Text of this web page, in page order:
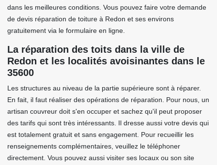
dans les meilleures conditions. Vous pouvez faire votre demande
de devis réparation de toiture à Redon et ses environs
gratuitement via le formulaire en ligne.
La réparation des toits dans la ville de
Redon et les localités avoisinantes dans le
35600
Les structures au niveau de la partie supérieure sont à réparer.
En fait, il faut réaliser des opérations de réparation. Pour nous, un
artisan couvreur doit s'en occuper et sachez qu'il peut proposer
des tarifs qui sont très intéressants. Il dresse aussi votre devis qui
est totalement gratuit et sans engagement. Pour recueillir les
renseignements complémentaires, veuillez le téléphoner
directement. Vous pouvez aussi visiter ses locaux ou son site